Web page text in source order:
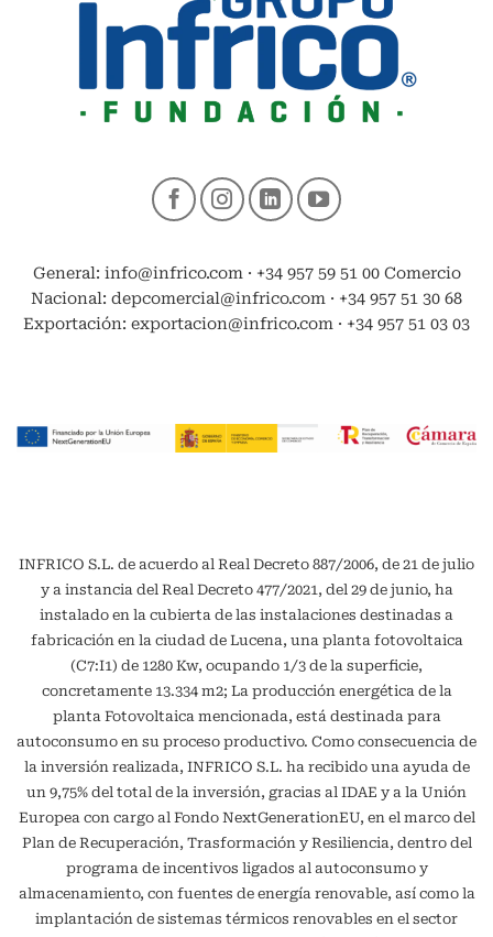
General: info@infrico.com · +34 957 59 51 00 Comercio
Nacional: depcomercial@infrico.com · +34 957 51 30 68
Exportación: exportacion@infrico.com · +34 957 51 03 03
INFRICO S.L. de acuerdo al Real Decreto 887/2006, de 21 de julio
y a instancia del Real Decreto 477/2021, del 29 de junio, ha
instalado en la cubierta de las instalaciones destinadas a
fabricación en la ciudad de Lucena, una planta fotovoltaica
(C7:I1) de 1280 Kw, ocupando 1/3 de la superficie,
concretamente 13.334 m2; La producción energética de la
planta Fotovoltaica mencionada, está destinada para
autoconsumo en su proceso productivo. Como consecuencia de
la inversión realizada, INFRICO S.L. ha recibido una ayuda de
un 9,75% del total de la inversión, gracias al IDAE y a la Unión
Europea con cargo al Fondo NextGenerationEU, en el marco del
Plan de Recuperación, Trasformación y Resiliencia, dentro del
programa de incentivos ligados al autoconsumo y
almacenamiento, con fuentes de energía renovable, así como la
implantación de sistemas térmicos renovables en el sector